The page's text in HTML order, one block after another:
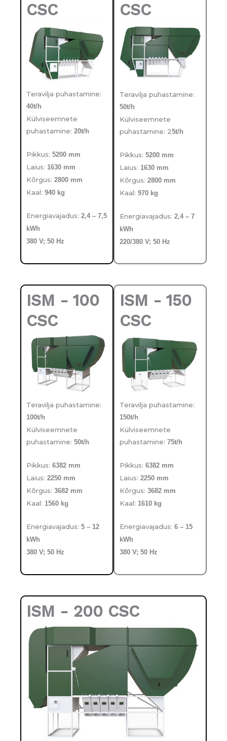
CSC
Teravilja puhastamine:
40t/h
Külviseemnete
puhastamine: 20t/h
Pikkus: 5200 mm
Laius: 1630 mm
Kõrgus: 2800 mm
Kaal: 940 kg
Energiavajadus: 2,4 – 7,5
kWh
380 V; 50 Hz
CSC
Teravilja puhastamine:
50t/h
Külviseemnete
puhastamine: 25t/h
Pikkus: 5200 mm
Laius: 1630 mm
Kõrgus: 2800 mm
Kaal: 970 kg
Energiavajadus: 2,4 – 7
kWh
220/380 V; 50 Hz
ISM - 100
CSC
Teravilja puhastamine:
100t/h
Külviseemnete
puhastamine: 50t/h
Pikkus: 6382 mm
Laius: 2250 mm
Kõrgus: 3682 mm
Kaal: 1560 kg
Energiavajadus: 5 – 12
kWh
380 V; 50 Hz
ISM - 150
CSC
Teravilja puhastamine:
150t/h
Külviseemnete
puhastamine: 75t/h
Pikkus: 6382 mm
Laius: 2250 mm
Kõrgus: 3682 mm
Kaal: 1610 kg
Energiavajadus: 6 – 15
kWh
380 V; 50 Hz
ISM - 200 CSC